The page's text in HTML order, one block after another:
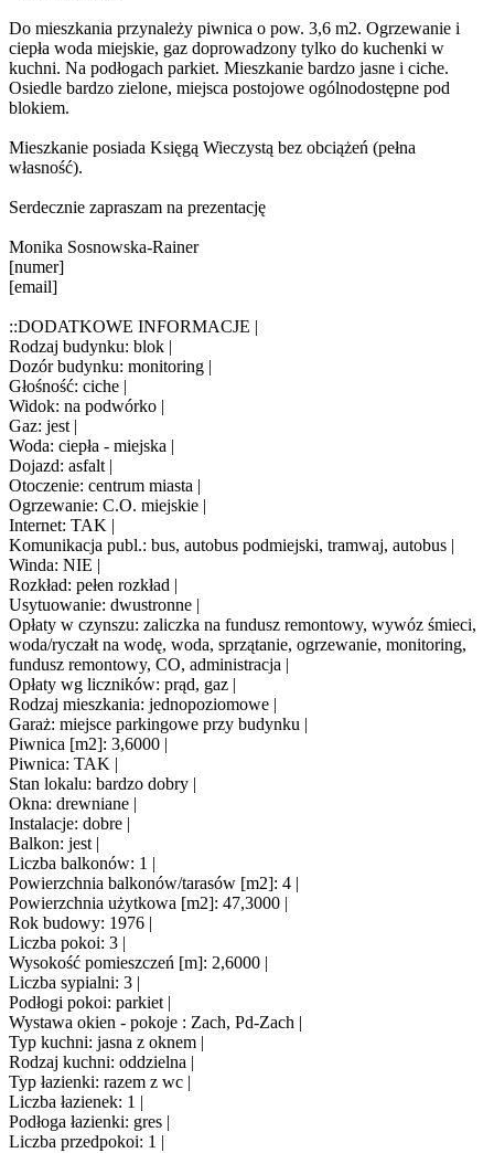
Do mieszkania przynależy piwnica o pow. 3,6 m2. Ogrzewanie i
ciepła woda miejskie, gaz doprowadzony tylko do kuchenki w
kuchni. Na podłogach parkiet. Mieszkanie bardzo jasne i ciche.
Osiedle bardzo zielone, miejsca postojowe ogólnodostępne pod
blokiem.
Mieszkanie posiada Księgą Wieczystą bez obciążeń (pełna
własność).
Serdecznie zapraszam na prezentację
Monika Sosnowska-Rainer
[numer]
[email]
::DODATKOWE INFORMACJE |
Rodzaj budynku: blok |
Dozór budynku: monitoring |
Głośność: ciche |
Widok: na podwórko |
Gaz: jest |
Woda: ciepła - miejska |
Dojazd: asfalt |
Otoczenie: centrum miasta |
Ogrzewanie: C.O. miejskie |
Internet: TAK |
Komunikacja publ.: bus, autobus podmiejski, tramwaj, autobus |
Winda: NIE |
Rozkład: pełen rozkład |
Usytuowanie: dwustronne |
Opłaty w czynszu: zaliczka na fundusz remontowy, wywóz śmieci,
woda/ryczałt na wodę, woda, sprzątanie, ogrzewanie, monitoring,
fundusz remontowy, CO, administracja |
Opłaty wg liczników: prąd, gaz |
Rodzaj mieszkania: jednopoziomowe |
Garaż: miejsce parkingowe przy budynku |
Piwnica [m2]: 3,6000 |
Piwnica: TAK |
Stan lokalu: bardzo dobry |
Okna: drewniane |
Instalacje: dobre |
Balkon: jest |
Liczba balkonów: 1 |
Powierzchnia balkonów/tarasów [m2]: 4 |
Powierzchnia użytkowa [m2]: 47,3000 |
Rok budowy: 1976 |
Liczba pokoi: 3 |
Wysokość pomieszczeń [m]: 2,6000 |
Liczba sypialni: 3 |
Podłogi pokoi: parkiet |
Wystawa okien - pokoje : Zach, Pd-Zach |
Typ kuchni: jasna z oknem |
Rodzaj kuchni: oddzielna |
Typ łazienki: razem z wc |
Liczba łazienek: 1 |
Podłoga łazienki: gres |
Liczba przedpokoi: 1 |